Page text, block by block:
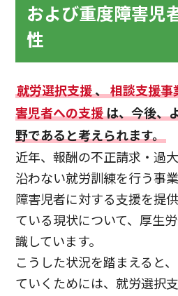
および重度障害児
性
就労選択支援、相談支援事
害児者への支援は、今後、
野であると考えられます。
近年、報酬の不正請求・過
沿わない就労訓練を行う事
障害児者に対する支援を提
ている現状について、厚生
識しています。
こうした状況を踏まえると
ていくためには、就労選択